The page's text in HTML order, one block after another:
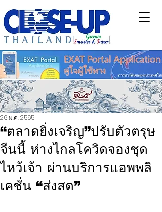
“ตลาดยิ่งเจริญ”ปรับตัวตรุษ
จีนนี้ ห่างไกลโควิดจองชุด
ไหว้เจ้า ผ่านบริการแอพพลิ
เคชั่น “ส่งสด”
26 ม.ค. 2565